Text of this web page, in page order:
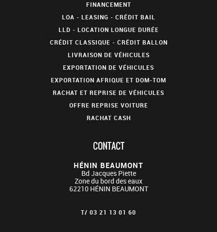
FINANCEMENT
LOA - LEASING - CRÉDIT BAIL
LLD - LOCATION LONGUE DURÉE
CRÉDIT CLASSIQUE - CRÉDIT BALLON
LIVRAISON DE VÉHICULES
EXPORTATION DE VÉHICULES
EXPORTATION AFRIQUE ET DOM-TOM
RACHAT ET REPRISE DE VÉHICULES
OFFRE REPRISE VOITURE
RACHAT CASH
CONTACT
HÉNIN BEAUMONT
Bd Jacques Piette
Zone du bord des eaux
62210 HÉNIN BEAUMONT
T/ 03 21 13 01 60